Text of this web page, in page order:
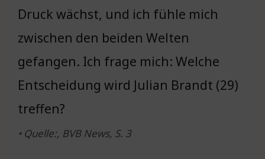
Druck wächst, und ich fühle mich
zwischen den beiden Welten
gefangen. Ich frage mich: Welche
Entscheidung wird Julian Brandt (29)
treffen?
• Quelle:, BVB News, S. 3